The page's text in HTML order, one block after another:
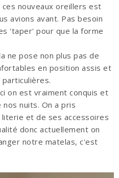
nouveaux oreillers est
avions avant. Pas besoin
'taper' pour que la forme
ne pose non plus pas de
en position assis et
on est vraiment conquis et
nos nuits. On a pris
et de ses accessoires
donc actuellement on
notre matelas, c'est